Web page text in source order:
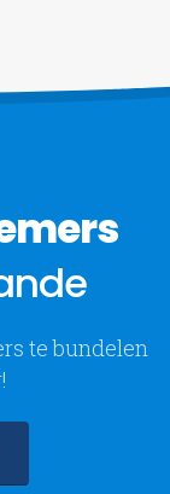
te bundelen